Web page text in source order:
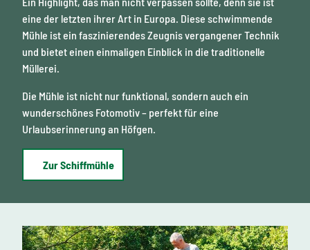
eine der letzten ihrer Art in Europa. Diese schwimmende
Mühle ist ein faszinierendes Zeugnis vergangener Technik
und bietet einen einmaligen Einblick in die traditionelle
Müllerei.
Die Mühle ist nicht nur funktional, sondern auch ein
wunderschönes Fotomotiv – perfekt für eine
Urlaubserinnerung an Höfgen.
Zur Schiffmühle